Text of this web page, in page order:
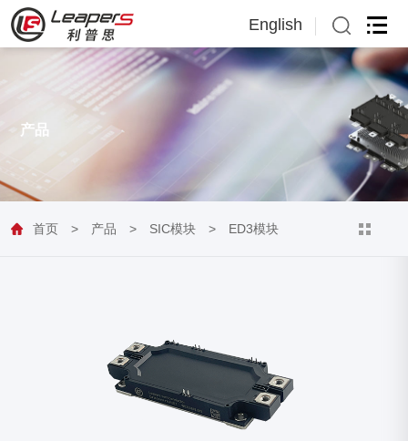
English
English
产品
首页 > 产品 > SIC模块 > ED3模块